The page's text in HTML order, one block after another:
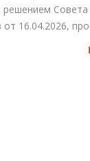
решением
16.04.2026,